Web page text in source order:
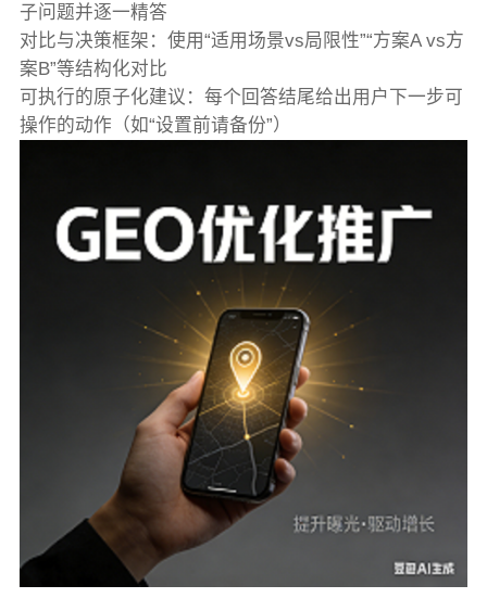
子问题并逐一精答
对比与决策框架：使用“适用场景vs局限性”“方案A vs方
案B”等结构化对比
可执行的原子化建议：每个回答结尾给出用户下一步可
操作的动作（如“设置前请备份”）